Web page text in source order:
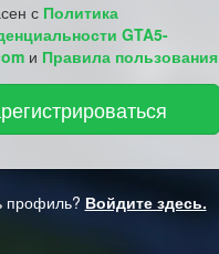
с Политика
GTA5-
и Правила пользования
профиль? Войдите здесь.